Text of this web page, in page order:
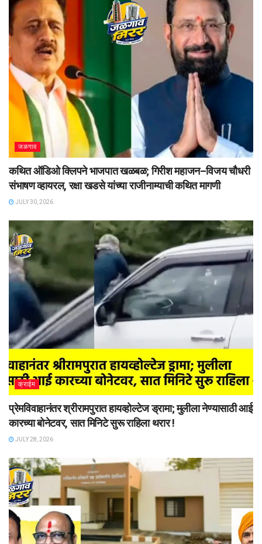
जळगाव
कथित ऑडिओ क्लिपने भाजपात खळबळ; गिरीश महाजन–विजय चौधरी
संभाषण व्हायरल, रक्षा खडसे यांच्या राजीनाम्याची कथित मागणी
JULY 30, 2026
क्राईम
प्रेमविवाहानंतर श्रीरामपुरात हायव्होल्टेज ड्रामा; मुलीला नेण्यासाठी आई
कारच्या बोनेटवर, सात मिनिटे सुरू राहिला थरार !
JULY 28, 2026